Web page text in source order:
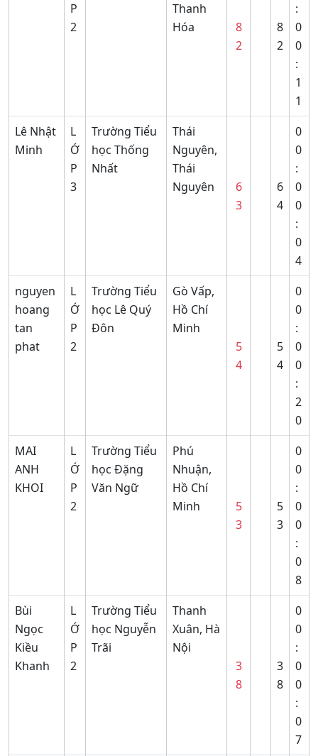
P
2
Thanh
Hóa
8
2
8
2
:
0
0
:
1
1
Lê Nhật
Minh
L
Ớ
P
3
Trường Tiểu
học Thống
Nhất
Thái
Nguyên,
Thái
Nguyên
6
3
6
4
0
0
:
0
0
:
0
4
nguyen
hoang
tan
phat
L
Ớ
P
2
Trường Tiểu
học Lê Quý
Đôn
Gò Vấp,
Hồ Chí
Minh
5
4
5
4
0
0
:
0
0
:
2
0
MAI
ANH
KHOI
L
Ớ
P
2
Trường Tiểu
học Đặng
Văn Ngữ
Phú
Nhuận,
Hồ Chí
Minh
5
3
5
3
0
0
:
0
0
:
0
8
Bùi
Ngọc
Kiều
Khanh
L
Ớ
P
2
Trường Tiểu
học Nguyễn
Trãi
Thanh
Xuân, Hà
Nội
3
8
3
8
0
0
:
0
0
:
0
7